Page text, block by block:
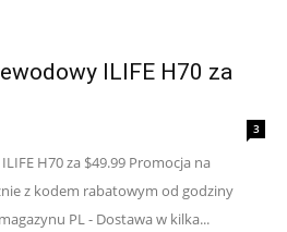
ILIFE H70 za
3
H70 za $49.99 Promocja na
z kodem rabatowym od godziny
PL - Dostawa w kilka...